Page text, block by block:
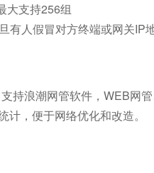
支持256组
人假冒对方终端或网关IP
浪潮网管软件，WEB网管
，便于网络优化和改造。